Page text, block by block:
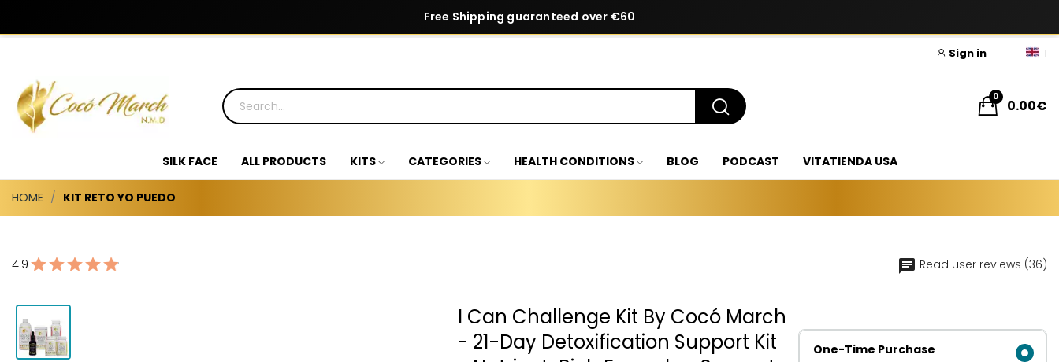
Free Shipping guaranteed over €60
Sign in
0.00€
0
SILK FACE ALL PRODUCTS KITS CATEGORIES HEALTH CONDITIONS BLOG PODCAST VITATIENDA USA
HOME KIT RETO YO PUEDO
4.9 Read user reviews (36)
I Can Challenge Kit By Cocó March
- 21-Day Detoxification Support Kit
One-Time Purchase